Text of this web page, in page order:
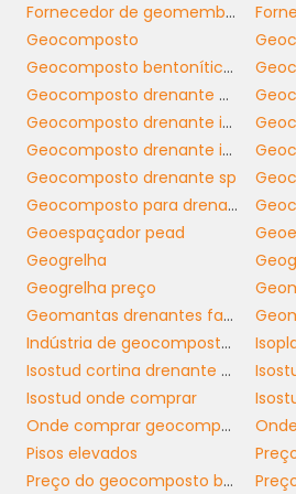
produtos, pois isso
diretamente na sua
na compra.
OTIMIZAÇÃO
PROCESSO DE
ISOSTUD
Utilizar as ferramentas
otimizar muito o
isostud. Plataformas
integração com
empresarial (ERP)
acompanhamento dos
tornando o processo mais
essencial para
manter um fluxo
Fornecedor de geomembrana espaçadora
Geocomposto
Geocomposto bentonítico sp
Geocomposto drenante horizontal
Geocomposto drenante isostud
Geocomposto drenante isostud sp
Geocomposto drenante sp
Geocomposto para drenagem
Geoespaçador pead
Geogrelha
Geogrelha preço
Geomantas drenantes fabricante
Indústria de geocomposto bentonítico
Isostud cortina drenante e impermeável
Isostud onde comprar
Onde comprar geocomposto bentonítico
Pisos elevados
Preço do geocomposto bentonítico